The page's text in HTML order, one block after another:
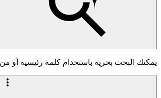
يمكنك البحث بحرية باستخدام كلمة رئيسية أو